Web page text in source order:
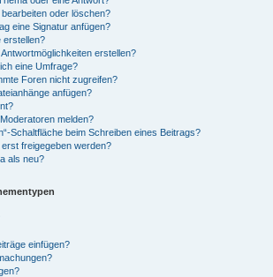
oder löschen?
eine Signatur anfügen?
erstellen?
erstellen?
eine Umfrage?
Foren nicht zugreifen?
anfügen?
melden?
Schaltfläche beim Schreiben eines Beitrags?
freigegeben werden?
als neu?
einfügen?